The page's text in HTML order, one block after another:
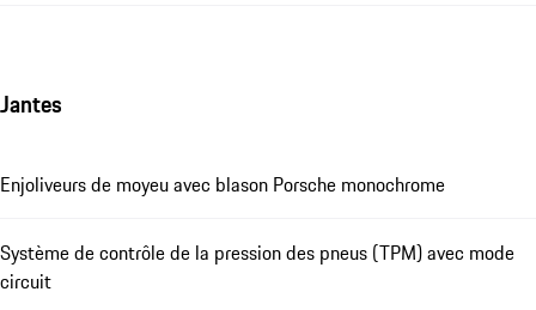
Jantes
Enjoliveurs de moyeu avec blason Porsche monochrome
Système de contrôle de la pression des pneus (TPM) avec mode
circuit